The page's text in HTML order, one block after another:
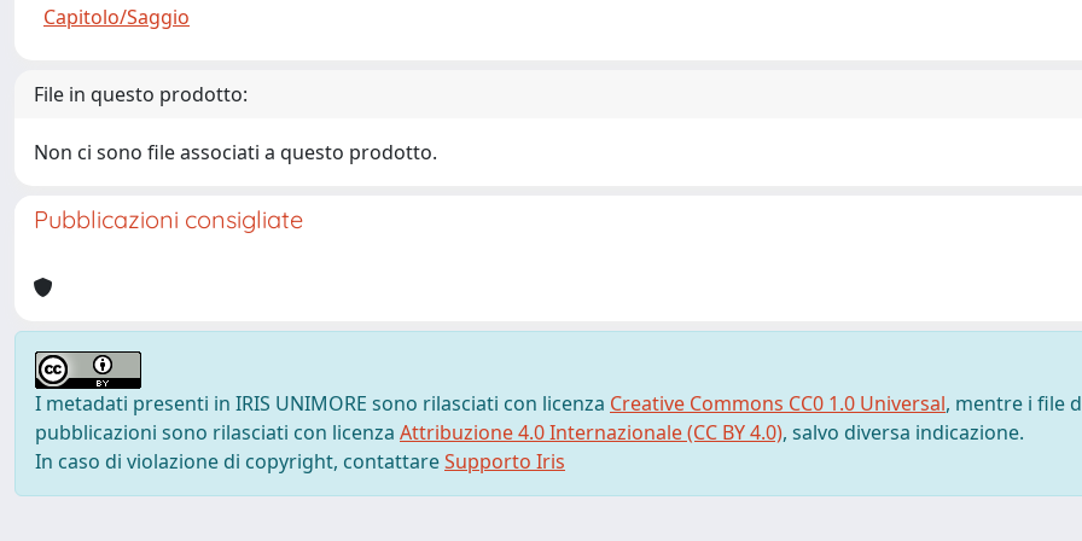
Capitolo/Saggio
File in questo prodotto:
Non ci sono file associati a questo prodotto.
Pubblicazioni consigliate
I metadati presenti in IRIS UNIMORE sono rilasciati con licenza Creative Commons CC0 1.0 Universal, mentre i file
pubblicazioni sono rilasciati con licenza Attribuzione 4.0 Internazionale (CC BY 4.0), salvo diversa indicazione.
In caso di violazione di copyright, contattareSupporto Iris